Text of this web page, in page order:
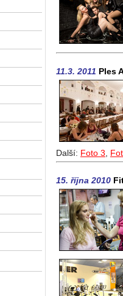
11.3. 2011 Ples
Další: Foto 3
15. října 2010